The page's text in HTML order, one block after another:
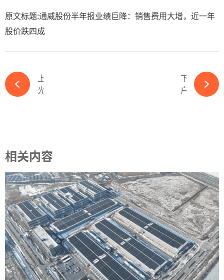
原文标题:通威股份半年报业绩巨降：销售费用大增，近一年
股价跌四成
下一篇
户用光伏还能干吗？致广大光伏从业者-365wm完美体育官网
相关内容